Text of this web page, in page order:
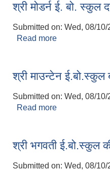
श्री मोडर्न ई. बो. स्कुल
Submitted on: Wed, 08/10/
Read more
श्री माउन्टेन ई.बो.स्कुल
Submitted on: Wed, 08/10/
Read more
श्री भगवती ई.बो.स्कुल
Submitted on: Wed, 08/10/